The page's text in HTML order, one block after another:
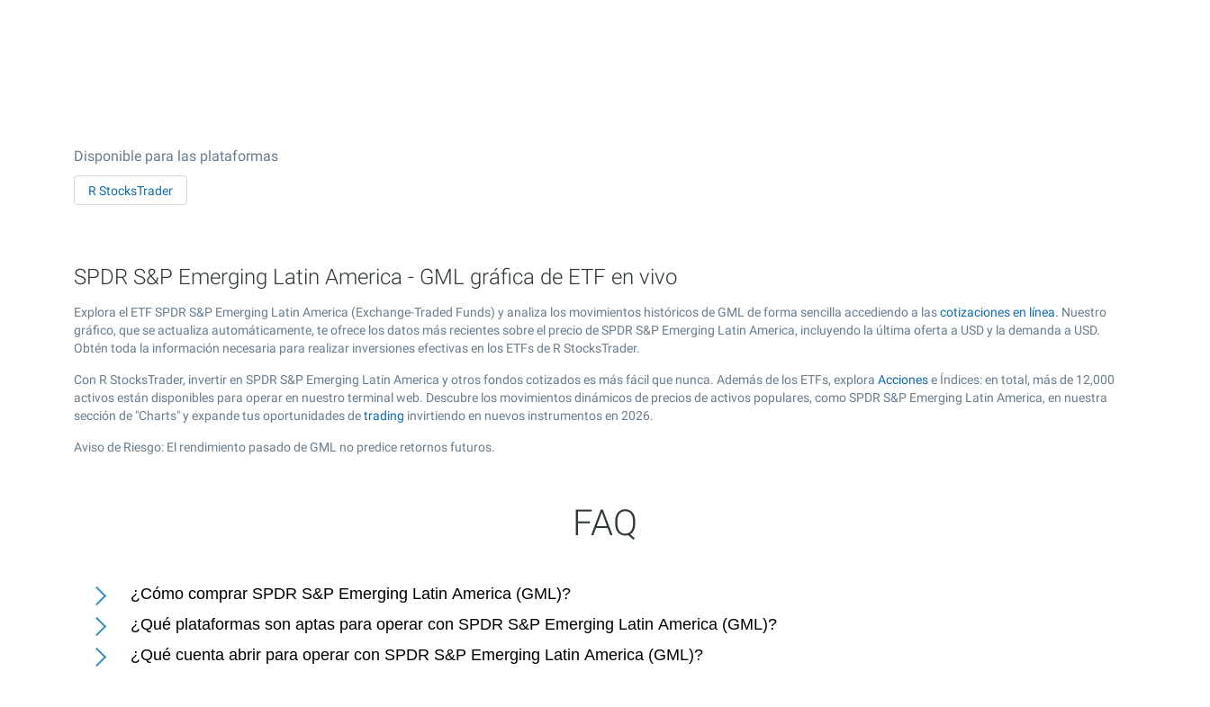
Disponible para las plataformas
R StocksTrader
SPDR S&P Emerging Latin America - GML gráfica de ETF en vivo
Explora el ETF SPDR S&P Emerging Latin America (Exchange-Traded Funds) y analiza los movimientos históricos de GML de forma sencilla accediendo a lascotizaciones en línea. Nuestro
gráfico, que se actualiza automáticamente, te ofrece los datos más recientes sobre el precio de SPDR S&P Emerging Latin America, incluyendo la última oferta a USD y la demanda a USD.
Obtén toda la información necesaria para realizar inversiones efectivas en los ETFs de R StocksTrader.
Con R StocksTrader, invertir en SPDR S&P Emerging Latin America y otros fondos cotizados es más fácil que nunca. Además de los ETFs, explora Accionese Índices: en total, más de 12,000
activos están disponibles para operar en nuestro terminal web. Descubre los movimientos dinámicos de precios de activos populares, como SPDR S&P Emerging Latin America, en nuestra
sección de "Charts" y expande tus oportunidades detrading invirtiendo en nuevos instrumentos en 2026.
Aviso de Riesgo: El rendimiento pasado de GML no predice retornos futuros.
FAQ
¿Cómo comprar SPDR S&P Emerging Latin America (GML)?
¿Qué plataformas son aptas para operar con SPDR S&P Emerging Latin America (GML)?
¿Qué cuenta abrir para operar con SPDR S&P Emerging Latin America (GML)?